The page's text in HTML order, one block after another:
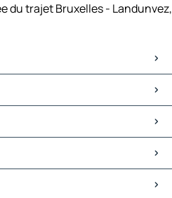
du trajet Bruxelles - Landunvez,